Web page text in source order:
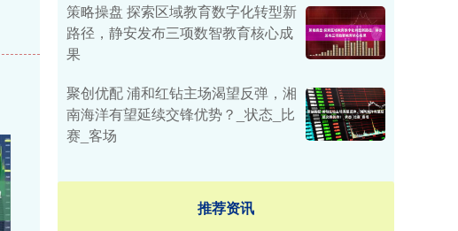
策略操盘 探索区域教育数字化转型新
路径，静安发布三项数智教育核心成
果
聚创优配 浦和红钻主场渴望反弹，湘
南海洋有望延续交锋优势？_状态_比
赛_客场
推荐资讯